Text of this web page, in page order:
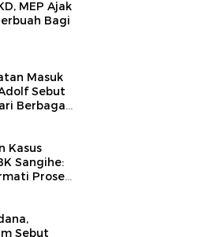
MEP Ajak
Bagi
Masuk
Sebut
Berbagai
Kasus
Sangihe:
Proses
Sebut